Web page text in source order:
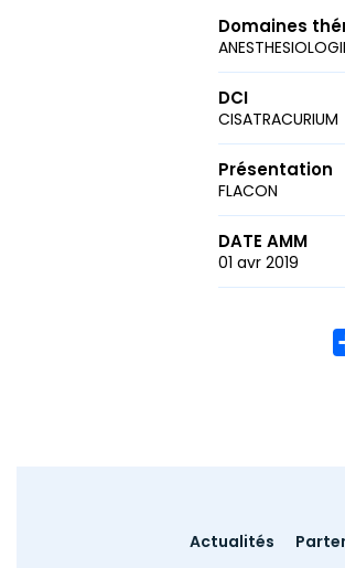
Domaines
DCI
CISATRACURIUM
Présentation
FLACON
DATE AMM
01 avr 2019
Footer
Actualités